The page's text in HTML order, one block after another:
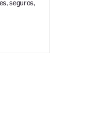
seguros,